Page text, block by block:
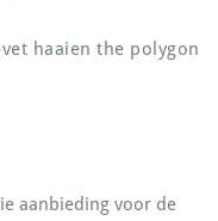
haaien the polygon
aanbieding voor de